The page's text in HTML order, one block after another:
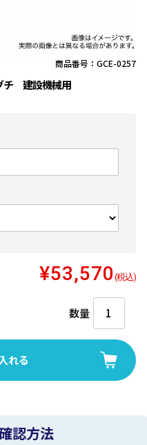
商品番号：GCE-0257
チ 建設機械用
¥53,570 (税込)
数量
認方法